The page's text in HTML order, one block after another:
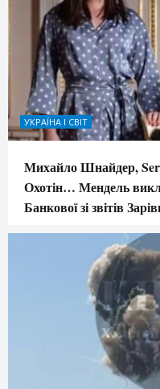
УКРАЇНА І СВІТ
Михайло Шнайдер,
Охотін… Мендель
Банкової зі звітів